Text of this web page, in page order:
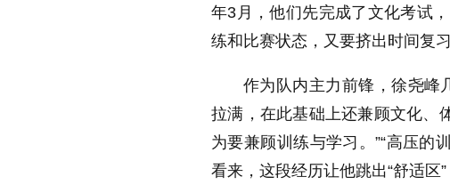
年3月，他们先完成了文化考试
练和比赛状态，又要挤出时间复
作为队内主力前锋，徐尧峰
拉满，在此基础上还兼顾文化、
为要兼顾训练与学习。”“高压的
看来，这段经历让他跳出“舒适区